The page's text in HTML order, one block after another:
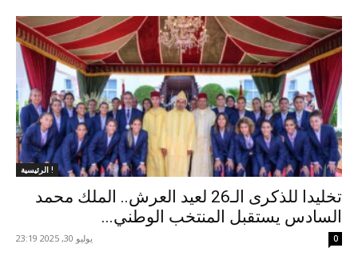
الرئيسية !
تخليدا للذكرى الـ26 لعيد العرش.. الملك محمد
السادس يستقبل المنتخب الوطني...
يوليو 30, 2025 23:19 0